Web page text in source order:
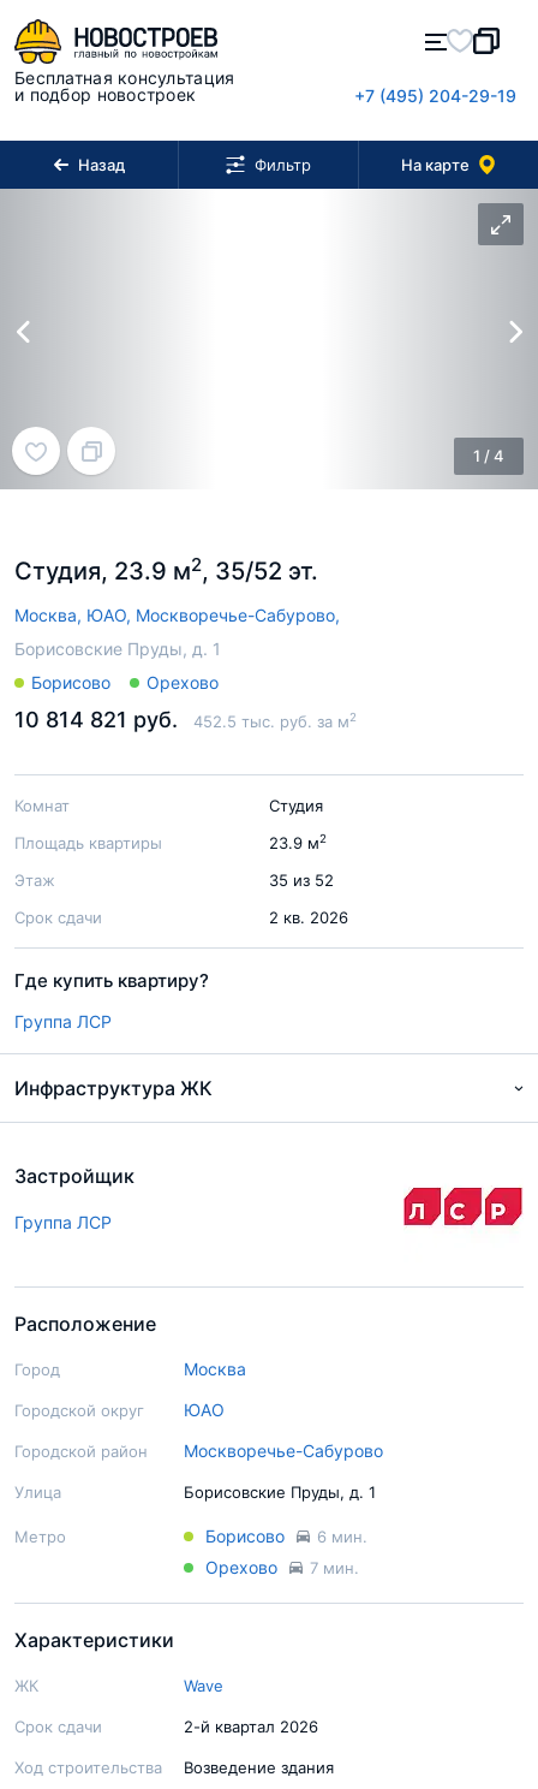
Бесплатная консультация
и подбор новостроек
+7 (495) 204-29-19
Назад Фильтр На карте
Студия, 23.9 м2, 35/52 эт.
Москва, ЮАО, Москворечье-Сабурово,
Борисовские Пруды, д. 1
Борисово
Орехово
1 /4
10 814 821 руб. 452.5 тыс. руб. за м2
Комнат
Студия
Площадь квартиры
23.9 м2
Этаж
35 из 52
Срок сдачи
2 кв. 2026
Где купить квартиру?
Группа ЛСР
Застройщик
Группа ЛСР
Расположение
Город Москва
Городской округ ЮАО
Городской район Москворечье-Сабурово
Улица Борисовские Пруды, д. 1
Метро Борисово 6 мин.
Орехово 7 мин.
Характеристики
ЖК Wave
Срок сдачи 2-й квартал 2026
Ход строительства Возведение здания
Инфраструктура ЖК